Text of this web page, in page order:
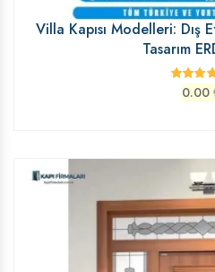
Villa Kapısı Modelleri: Dış
Tasarım
0.00